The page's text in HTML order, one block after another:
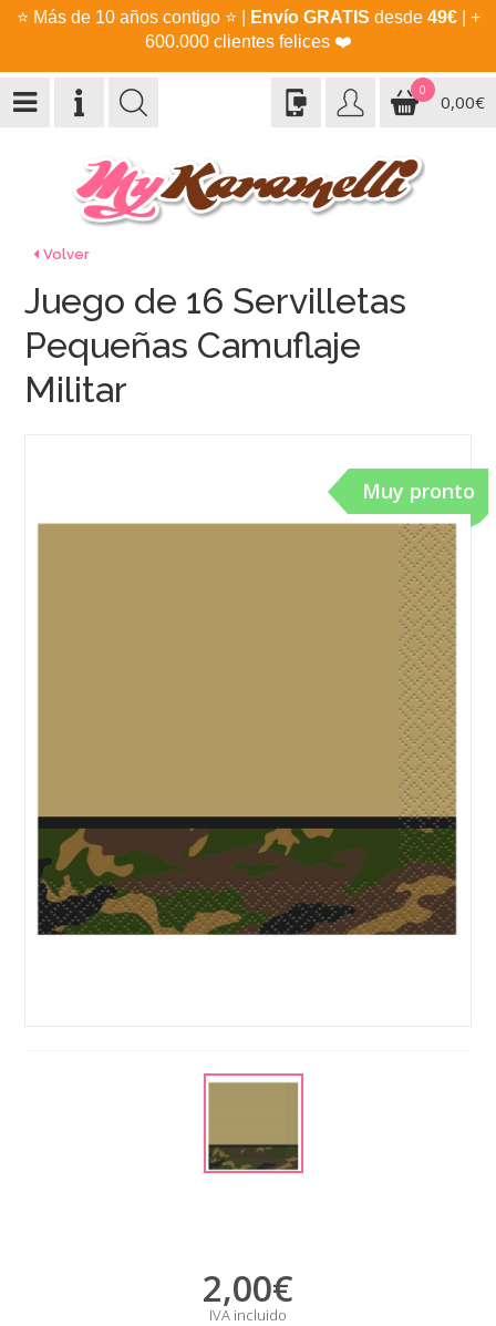
⭐ Más de 10 años contigo ⭐ Envío GRATIS desde 49€| +
600.000 clientes felices ❤️
0
0,00€
Volver
Muy pronto
Juego de 16 Servilletas
Pequeñas Camuflaje
Militar
2,00€
IVA incluido